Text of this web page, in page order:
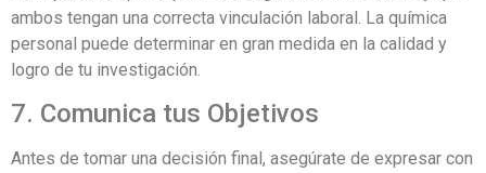
ambos tengan una correcta vinculación laboral. La química
personal puede determinar en gran medida en la calidad y
logro de tu investigación.
7. Comunica tus Objetivos
Antes de tomar una decisión final, asegúrate de expresar con